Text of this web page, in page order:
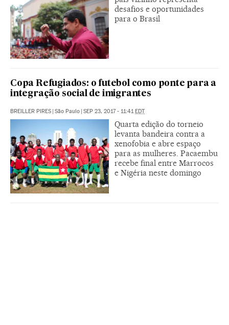
desafios e oportunidades
para o Brasil
Copa Refugiados: o futebol como ponte para a
integração social de imigrantes
BREILLER PIRES | São Paulo | SEP 23, 2017 - 11:41EDT
Quarta edição do torneio
levanta bandeira contra a
xenofobia e abre espaço
para as mulheres. Pacaembu
recebe final entre Marrocos
e Nigéria neste domingo